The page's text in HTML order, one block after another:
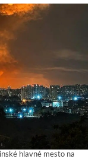
hlavné mesto na